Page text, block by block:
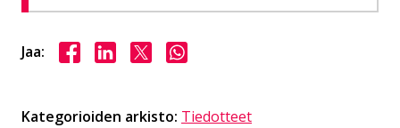
Jaa: Jaa Facebookissa
Jaa LinkedInissä
Jaa X:ssäJaa WhasAppissa
Kategorioiden arkisto: Tiedotteet